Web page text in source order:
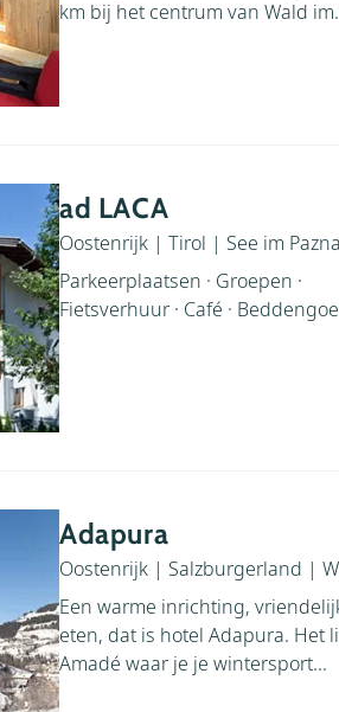
km bij het centrum van Wald
ad LACA
Oostenrijk | Tirol | See im
Parkeerplaatsen · Groepen ·
Fietsverhuur · Café ·
Adapura
Oostenrijk | Salzburgerland |
Een warme inrichting,
eten, dat is hotel Adapura. Het
Amadé waar je je wintersport...